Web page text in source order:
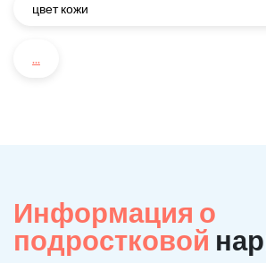
цвет кожи
...
Информация о
подростковой